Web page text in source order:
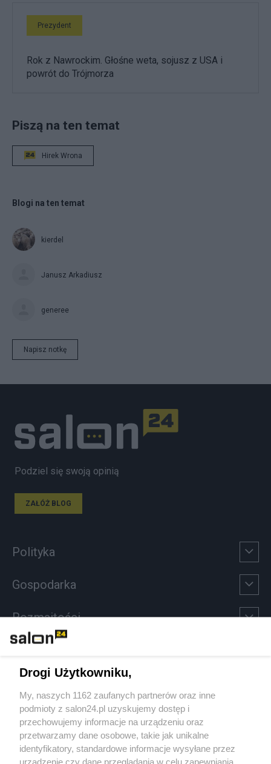
Prezydent
Rok z Nawrockim. Głośne weta, sojusz z USA i
powrót do Trójmorza
Piszą na ten temat
Hirek Wrona
Blogi na ten temat
kierdel
Janusz Arkadiusz
generee
Napisz notkę
Podziel się swoją opinią
ZAŁÓŻ BLOG
Polityka
Gospodarka
Rozmaitości
Sport
Społeczeństwo
Kultura
Drogi Użytkowniku,
My, naszych 1162 zaufanych partnerów oraz inne
podmioty z salon24.pl uzyskujemy dostęp i
przechowujemy informacje na urządzeniu oraz
przetwarzamy dane osobowe, takie jak unikalne
identyfikatory, standardowe informacje wysyłane przez
urządzenie czy dane przeglądania w celu zapewniania